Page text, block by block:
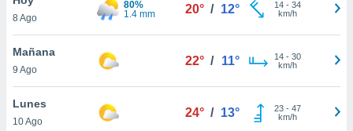
en
más
nuestra
8 Ago
80%
1.4 mm
20° / 12° 14- 34
km/h
Mañana
9 Ago
22° / 11° 14- 30
km/h
Lunes
10 Ago
24° / 13° 23- 47
km/h